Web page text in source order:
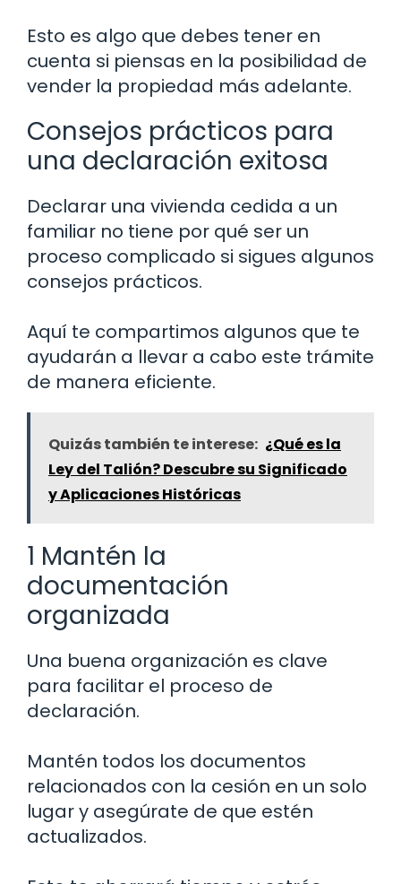
Esto es algo que debes tener en
cuenta si piensas en la posibilidad de
vender la propiedad más adelante.
Consejos prácticos para
una declaración exitosa
Declarar una vivienda cedida a un
familiar no tiene por qué ser un
proceso complicado si sigues algunos
consejos prácticos.
Aquí te compartimos algunos que te
ayudarán a llevar a cabo este trámite
de manera eficiente.
Quizás también te interese: ¿Qué es la
Ley del Talión? Descubre su Significado
y Aplicaciones Históricas
1 Mantén la
documentación
organizada
Una buena organización es clave
para facilitar el proceso de
declaración.
Mantén todos los documentos
relacionados con la cesión en un solo
lugar y asegúrate de que estén
actualizados.